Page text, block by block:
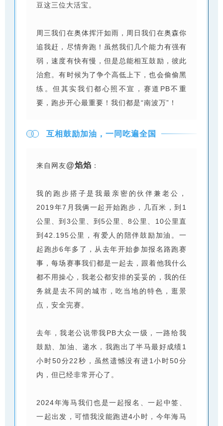
豆这三位大活宝。
周三我们在奥体挥汗如雨，周日我们在奥森你
追我赶，尽情奔跑！虽然我们几个能力有强有
弱，速度有快有慢，但是总能相互鼓励，彼此
治愈。有时候为了争个高低上下，也会偷偷黑
练。但其实我们都心照不宣，赛道PB不重
要，跑步开心最重要！我们都是“南波万”！
互相鼓励加油，一同吃遍全国
来自网友@焰焰 ：
我的跑步搭子是我最亲密的伙伴兼老公，
2019年7月我俩一起开始跑步，几百米，到1
公里、到3公里、到5公里、8公里、10公里直
到42.195公里，有爱人的陪伴鼓励加油。一
起跑步6年多了，从去年开始参加报名路跑赛
事，每场赛事我们都是一起去，跟着他我什么
都不用操心，我老公都安排的妥妥的，我的任
务就是去不同的城市，吃当地的特色，逛景
点，安全完赛。
去年，我老公说带我PB大众一级，一路给我
鼓励、加油、递水，我跑出了半马最好成绩1
小时50分22秒，虽然遗憾没有进1小时50分
内，但已经非常开心了。
2024年海马我们也是一起报名、一起中签、
一起出发，可惜我没能跑进4小时，今年海马